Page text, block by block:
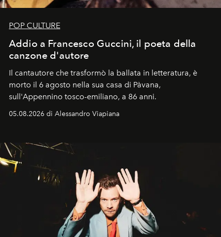
POP CULTURE
Addio a Francesco Guccini, il poeta della
canzone d'autore
Il cantautore che trasformò la ballata in letteratura, è
morto il 6 agosto nella sua casa di Pàvana,
sull'Appennino tosco-emiliano, a 86 anni.
05.08.2026 di Alessandro Viapiana